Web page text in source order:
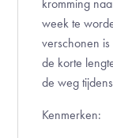
kromming
week te
verschonen
de korte
de weg
Kenmerken: